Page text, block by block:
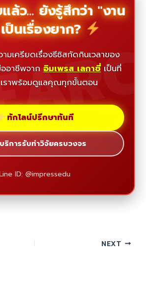
ล้ว... ยังรู้สึกว่า "งาน
ป็นเรื่องยาก?
มเครียดเรื่องธีซิสกัดกินเวลาของ
อาชีพจาก อิมเพรส เลกาซี่ เป็นที่
ราพร้อมดูแลคุณทุกขั้นตอน
ทักไลน์ปรึกษาทันที
ริการรับทำวิจัยครบวงจร
ID: @impressedu
NEXT